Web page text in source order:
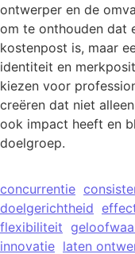
ontwerper en de
om te onthouden dat
kostenpost is, maar
identiteit en
kiezen voor
creëren dat niet
ook impact heeft en
doelgroep.
concurrentie
doelgerichtheid
flexibiliteit
innovatie laten